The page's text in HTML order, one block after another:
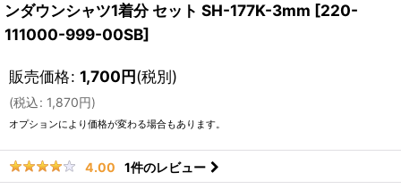
ンダウンシャツ1着分 セット SH-177K-3mm [220-
111000-999-00SB]
販売価格: 1,700円(税別)
(税込: 1,870円)
オプションにより価格が変わる場合もあります。
4.00 1件のレビュー